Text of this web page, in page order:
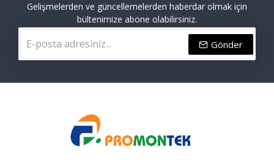
Gelişmelerden ve güncellemelerden haberdar olmak için
bültenimize abone olabilirsiniz.
Gönder